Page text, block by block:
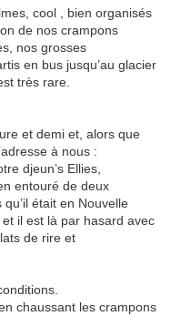
cool , bien organisés
de nos crampons
nos grosses
en bus jusqu’au glacier
très rare.
et demi et, alors que
à nous :
djeun’s Ellies,
entouré de deux
était en Nouvelle
il est là par hasard avec
de rire et
chaussant les crampons